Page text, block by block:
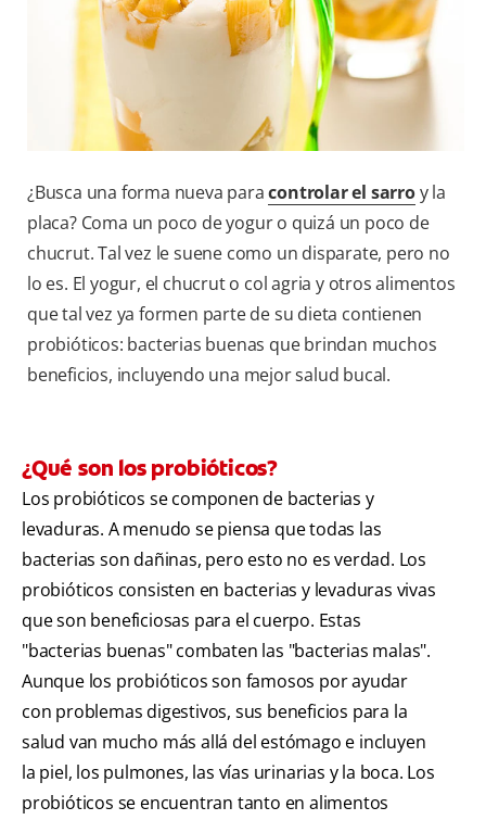
NI (ES)
SUSCRÍBASE
¿Busca una forma nueva paracontrolar el sarroy la
placa? Coma un poco de yogur o quizá un poco de
chucrut. Tal vez le suene como un disparate, pero no
lo es. El yogur, el chucrut o col agria y otros alimentos
que tal vez ya formen parte de su dieta contienen
probióticos: bacterias buenas que brindan muchos
beneficios, incluyendo una mejor salud bucal.
¿Qué son los probióticos?
Los probióticos se componen de bacterias y
levaduras. A menudo se piensa que todas las
bacterias son dañinas, pero esto no es verdad. Los
probióticos consisten en bacterias y levaduras vivas
que son beneficiosas para el cuerpo. Estas
" bacterias buenas " combaten las " bacterias malas " .
Aunque los probióticos son famosos por ayudar
con problemas digestivos, sus beneficios para la
salud van mucho más allá del estómago e incluyen
la piel, los pulmones, las vías urinarias y la boca. Los
probióticos se encuentran tanto en alimentos